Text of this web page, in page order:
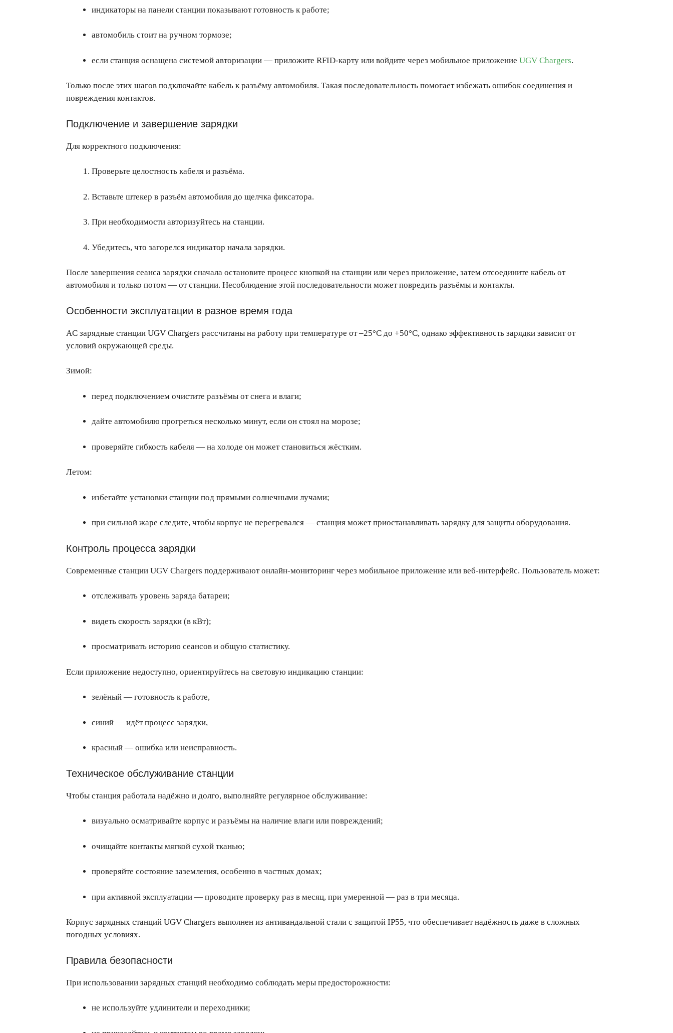
индикаторы на панели станции показывают готовность к работе;
автомобиль стоит на ручном тормозе;
если станция оснащена системой авторизации — приложите RFID-карту или войдите через мобильное приложение UGV Chargers.
Только после этих шагов подключайте кабель к разъёму автомобиля. Такая последовательность помогает избежать ошибок соединения и
повреждения контактов.
Подключение и завершение зарядки
Для корректного подключения:
Проверьте целостность кабеля и разъёма.
Вставьте штекер в разъём автомобиля до щелчка фиксатора.
При необходимости авторизуйтесь на станции.
Убедитесь, что загорелся индикатор начала зарядки.
После завершения сеанса зарядки сначала остановите процесс кнопкой на станции или через приложение, затем отсоедините кабель от
автомобиля и только потом — от станции. Несоблюдение этой последовательности может повредить разъёмы и контакты.
Особенности эксплуатации в разное время года
AC зарядные станции UGV Chargers рассчитаны на работу при температуре от –25°C до +50°C, однако эффективность зарядки зависит от
условий окружающей среды.
Зимой:
перед подключением очистите разъёмы от снега и влаги;
дайте автомобилю прогреться несколько минут, если он стоял на морозе;
проверяйте гибкость кабеля — на холоде он может становиться жёстким.
Летом:
избегайте установки станции под прямыми солнечными лучами;
при сильной жаре следите, чтобы корпус не перегревался — станция может приостанавливать зарядку для защиты оборудования.
Контроль процесса зарядки
Современные станции UGV Chargers поддерживают онлайн-мониторинг через мобильное приложение или веб-интерфейс. Пользователь может:
отслеживать уровень заряда батареи;
видеть скорость зарядки (в кВт);
просматривать историю сеансов и общую статистику.
Если приложение недоступно, ориентируйтесь на световую индикацию станции:
зелёный — готовность к работе,
синий — идёт процесс зарядки,
красный — ошибка или неисправность.
Техническое обслуживание станции
Чтобы станция работала надёжно и долго, выполняйте регулярное обслуживание:
визуально осматривайте корпус и разъёмы на наличие влаги или повреждений;
очищайте контакты мягкой сухой тканью;
проверяйте состояние заземления, особенно в частных домах;
при активной эксплуатации — проводите проверку раз в месяц, при умеренной — раз в три месяца.
Корпус зарядных станций UGV Chargers выполнен из антивандальной стали с защитой IP55, что обеспечивает надёжность даже в сложных
погодных условиях.
Правила безопасности
При использовании зарядных станций необходимо соблюдать меры предосторожности:
не используйте удлинители и переходники;